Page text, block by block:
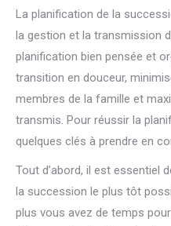
La planification de la
la gestion et la transmission
planification bien pensée et
transition en douceur,
membres de la famille et
transmis. Pour réussir la
quelques clés à prendre en
Tout d’abord, il est essentiel
la succession le plus tôt
plus vous avez de temps